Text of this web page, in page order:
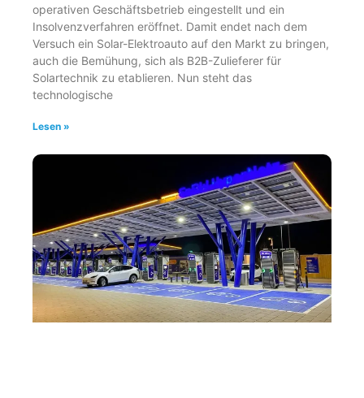
operativen Geschäftsbetrieb eingestellt und ein
Insolvenzverfahren eröffnet. Damit endet nach dem
Versuch ein Solar-Elektroauto auf den Markt zu bringen,
auch die Bemühung, sich als B2B-Zulieferer für
Solartechnik zu etablieren. Nun steht das
technologische
Lesen »